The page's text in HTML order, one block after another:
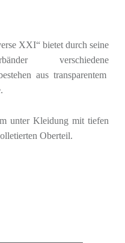
XXI“ bietet durch seine
verschiedene
aus transparentem
unter Kleidung mit tiefen
Oberteil.